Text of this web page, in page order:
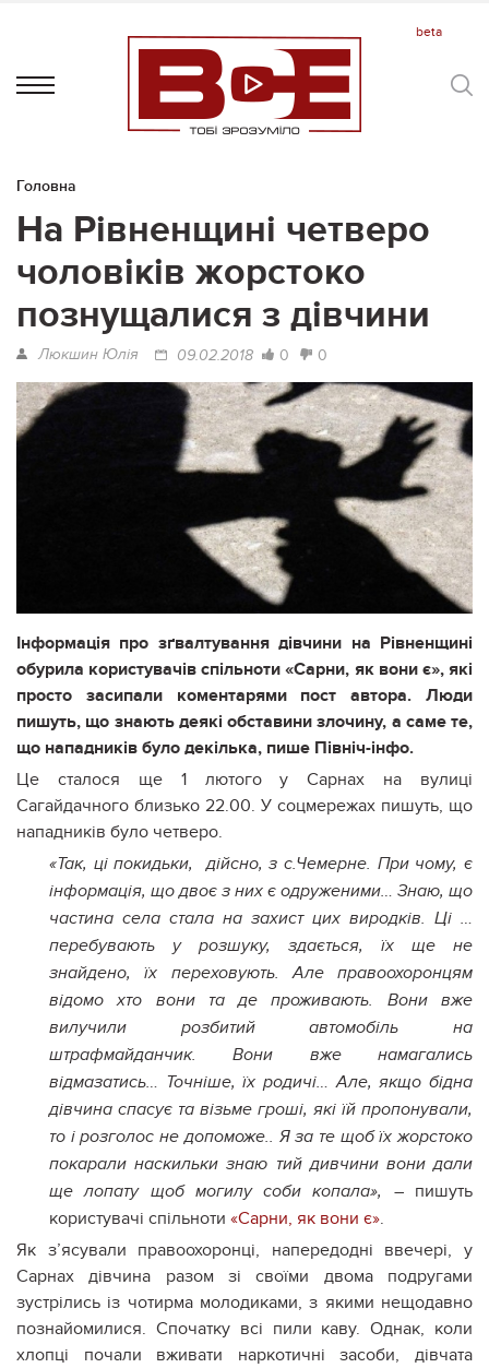
Головна
На Рівненщині четверо
чоловіків жорстоко
познущалися з дівчини
Люкшин Юлія 09.02.2018 0 0
Інформація про зґвалтування дівчини на Рівненщині
обурила користувачів спільноти «Сарни, як вони є», які
просто засипали коментарями пост автора. Люди
пишуть, що знають деякі обставини злочину, а саме те,
що нападників було декілька, пише Північ-інфо.
Це сталося ще 1 лютого у Сарнах на вулиці
Сагайдачного близько 22.00. У соцмережах пишуть, що
нападників було четверо.
«Так, ці покидьки, дійсно, з с.Чемерне. При чому, є
інформація, що двоє з них є одруженими… Знаю, що
частина села стала на захист цих виродків. Ці …
перебувають у розшуку, здається, їх ще не
знайдено, їх переховують. Але правоохоронцям
відомо хто вони та де проживають. Вони вже
вилучили розбитий автомобіль на
штрафмайданчик.Вони вже намагались
відмазатись… Точніше, їх родичі… Але, якщо бідна
дівчина спасує та візьме гроші, які їй пропонували,
то і розголос не допоможе.. Я за те щоб їх жорстоко
покарали наскильки знаю тий дивчини вони дали
ще лопату щоб могилу соби копала», – пишуть
користувачі спільноти «Сарни, як вони є».
Як з’ясували правоохоронці, напередодні ввечері, у
Сарнах дівчина разом зі своїми двома подругами
зустрілись із чотирма молодиками, з якими нещодавно
познайомилися. Спочатку всі пили каву. Однак, коли
хлопці почали вживати наркотичні засоби, дівчата